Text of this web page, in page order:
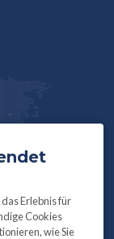
Erlebnis für
Cookies
wie Sie